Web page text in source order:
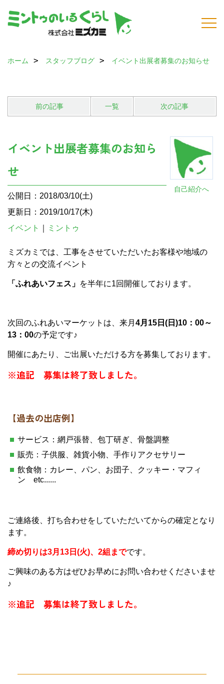
ホーム スタッフブログ イベント出展者募集のお知らせ
前の記事 一覧 次の記事
自己紹介へ
イベント出展者募集のお知ら
せ
公開日：2018/03/10(土)
更新日：2019/10/17(木)
イベント
ミントゥ
ミズカミでは、工事をさせていただいたお客様や地域の
方々との交流イベント
「ふれあいフェス」 を半年に1回開催しております。
次回のふれあいマーケットは、来月 4月15日(日)10：00～
13：00の予定です♪
開催にあたり、ご出展いただける方を募集しております。
※追記 募集は終了致しました。
【過去の出店例】
サービス：網戸張替、包丁研ぎ、骨盤調整
販売：子供服、雑貨小物、手作りアクセサリー
飲食物：カレー、パン、お団子、クッキー・マフィ
ン etc......
ご連絡後、打ち合わせをしていただいてからの確定となり
ます。
締め切りは3月13日(火)、2組までです。
ご興味のある方はぜひお早めにお問い合わせくださいませ
♪
※追記 募集は終了致しました。